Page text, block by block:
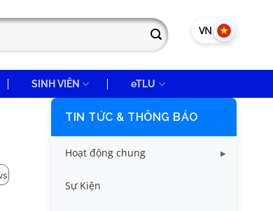
VN EN
SINH VIÊN eTLU
TIN TỨC & THÔNG BÁO
Hoạt động chung
Tin công tác sinh viên
Sự Kiện